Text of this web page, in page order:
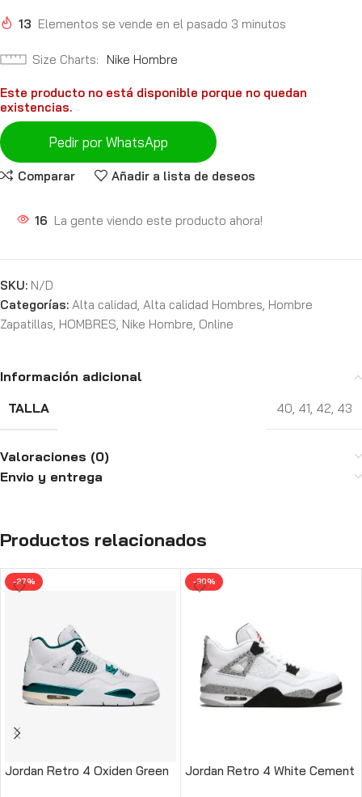
13 Elementos se vende en el pasado 3 minutos
Size Charts Nike Hombre
Este producto no está disponible porque no quedan
existencias.
Pedir por WhatsApp
Comparar Añadir a lista de deseos
16 La gente viendo este producto ahora!
SKU: N/D
Categorías: Alta calidad, Alta calidad Hombres, Hombre
Zapatillas, HOMBRES, Nike Hombre, Online
Información adicional
TALLA
40, 41, 42, 43
Valoraciones (0)
Envio y entrega
Productos relacionados
-27%
Jordan Retro 4 Oxiden Green
-30%
Jordan Retro 4 White Cement